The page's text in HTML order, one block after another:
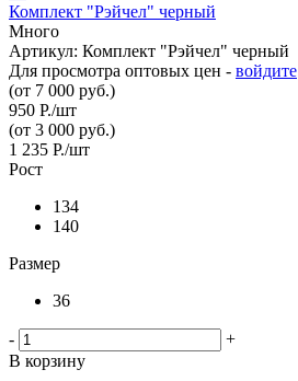
Комплект "Рэйчел" черный
Много
Артикул: Комплект "Рэйчел" черный
Для просмотра оптовых цен - войдите
(от 7 000 руб.)
950 Р./шт
(от 3 000 руб.)
1 235 Р./шт
Рост
134
140
Размер
36
-
+
В корзину